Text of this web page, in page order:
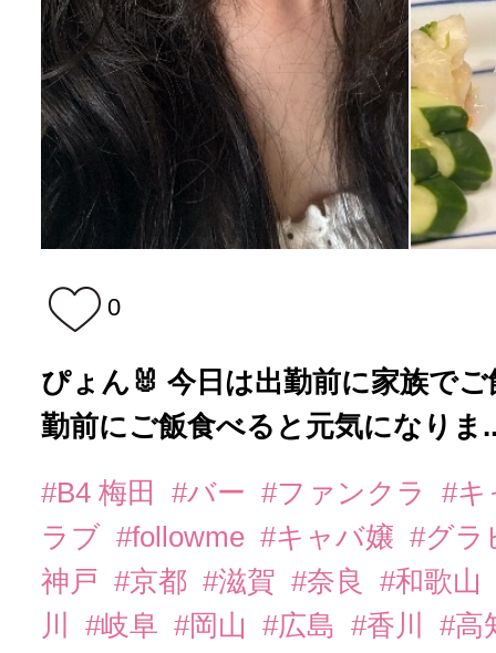
0
ぴょん🐰 今日は出勤前に家族で
勤前にご飯食べると元気になりま
#B4 梅田 #バー #ファンクラ
#
ラブ #followme #キャバ嬢 #グ
神戸 #京都 #滋賀 #奈良
#和歌山
川
#岐阜 #岡山 #広島 #香川
#高